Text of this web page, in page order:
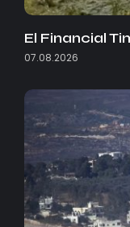
El Financial
07.08.2026